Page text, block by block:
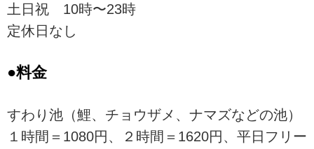
土日祝 10時〜23時
定休日なし
●料金
すわり池（鯉、チョウザメ、ナマズなどの池）
１時間＝1080円、２時間＝1620円、平日フリー